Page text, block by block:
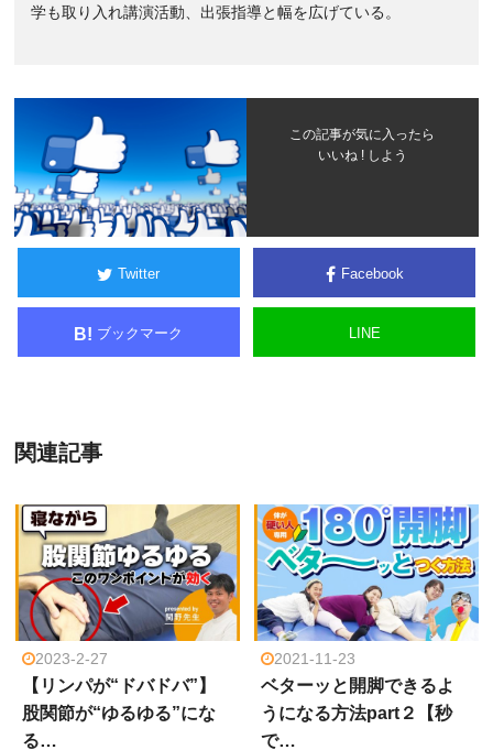
学も取り入れ講演活動、出張指導と幅を広げている。
この記事が気に入ったら
いいね ! しよう
Twitter Facebook
B! ブックマーク LINE
関連記事
2023-2-27
【リンパが“ドバドバ”】
股関節が“ゆるゆる”にな
る…
2021-11-23
ベターッと開脚できるよ
うになる方法part２【秒
で…